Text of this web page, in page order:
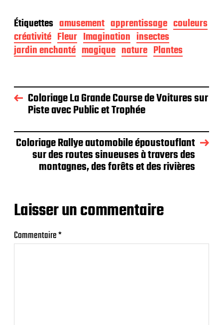
Étiquettes amusement apprentissage couleurs
créativité Fleur Imagination insectes
jardin enchanté magique nature Plantes
Coloriage La Grande Course de Voitures sur
Piste avec Public et Trophée
Coloriage Rallye automobile époustouflant
sur des routes sinueuses à travers des
montagnes, des forêts et des rivières
Laisser un commentaire
Commentaire*